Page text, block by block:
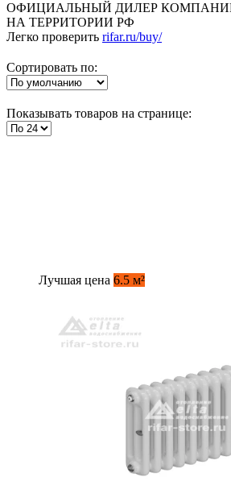
ОФИЦИАЛЬНЫЙ ДИЛЕР
НА ТЕРРИТОРИИ РФ
Легко проверить rifar.ru/buy/
Сортировать по:
Показывать товаров на странице:
Лучшая цена 6.5 м²